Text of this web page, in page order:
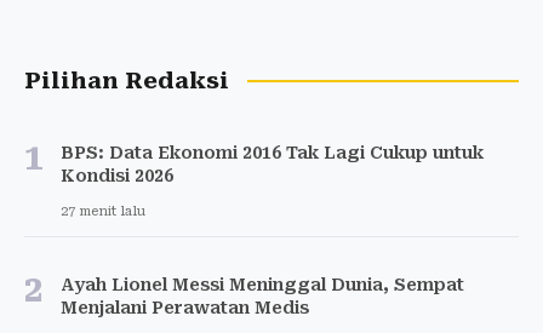
Pilihan Redaksi
1
BPS: Data Ekonomi 2016 Tak Lagi Cukup untuk
Kondisi 2026
27 menit lalu
2
Ayah Lionel Messi Meninggal Dunia, Sempat
Menjalani Perawatan Medis